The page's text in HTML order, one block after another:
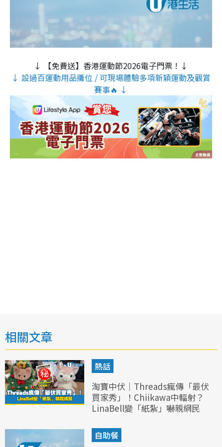
↓ 【免費送】香港運動節2026電子門票！↓
↓ 設過百運動用品攤位 / 可現場體驗多項新穎運動及觀賞
賽事🔥 ↓
相關文章
熱話
淘寶中伏｜Threads瘋傳「最伏
買家秀」！Chiikawa中輻射？
LinaBell變「紙紮」嚇親網民
自助餐